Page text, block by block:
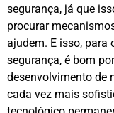
segurança, já que
procurar
ajudem. E isso, para
segurança, é bom
desenvolvimento de
cada vez mais